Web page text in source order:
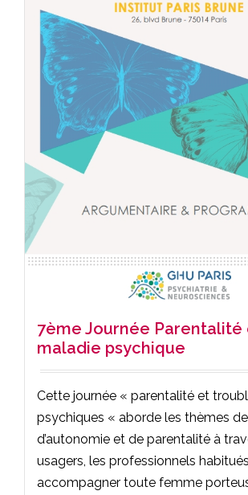
7ème Journée Parentalité
maladie psychique
Cette journée « parentalité et
psychiques « aborde les thèmes de
d’autonomie et de parentalité à
usagers, les professionnels
accompagner toute femme